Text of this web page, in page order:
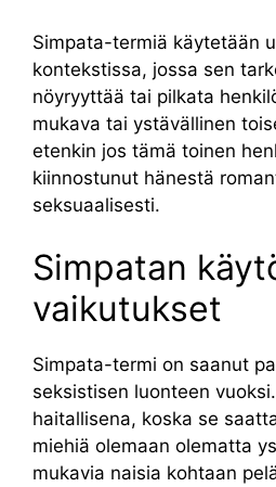
Simpata-termiä käytetään
kontekstissa, jossa sen
nöyryyttää tai pilkata
mukava tai ystävällinen
etenkin jos tämä toinen
kiinnostunut hänestä
seksuaalisesti.
Simpatan
vaikutukset
Simpata-termi on saanut
seksistisen luonteen
haitallisena, koska se
miehiä olemaan olematta
mukavia naisia kohtaan